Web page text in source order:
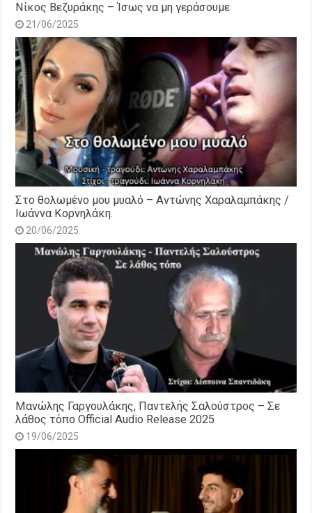
Νίκος Βεζυράκης – Ίσως να μη γεράσουμε
21/06/2025
Στο θολωμένο μου μυαλό – Αντώνης Χαραλαμπάκης /
Ιωάννα Κορνηλάκη.
20/06/2025
Μανώλης Γαργουλάκης, Παντελής Σαλούστρος – Σε
λάθος τόπο Official Audio Release 2025
19/06/2025